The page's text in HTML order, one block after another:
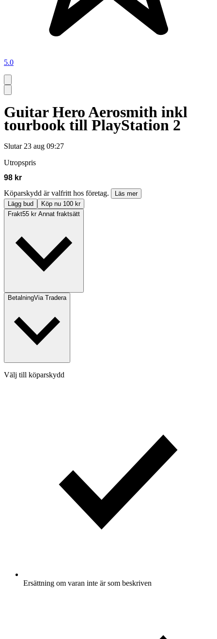
5.0
Guitar Hero Aerosmith inkl
tourbook till PlayStation 2
Slutar 23 aug 09:27
Utropspris
98 kr
Köparskydd är valfritt hos företag.
Läs mer
Lägg bud
Köp nu 100 kr
Frakt55 kr Annat fraktsätt
BetalningVia Tradera
Välj till köparskydd
Ersättning om varan inte är som beskriven